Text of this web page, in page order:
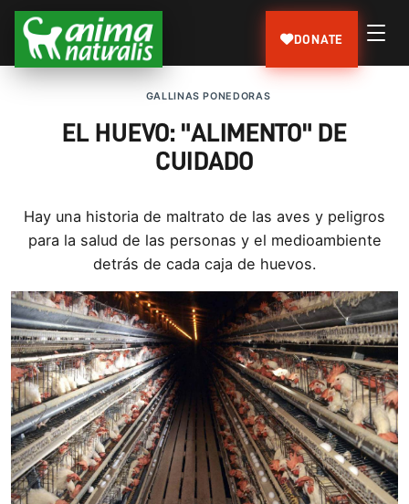
DONATE
GALLINAS PONEDORAS
EL HUEVO: "ALIMENTO" DE
CUIDADO
Hay una historia de maltrato de las aves y peligros
para la salud de las personas y el medioambiente
detrás de cada caja de huevos.